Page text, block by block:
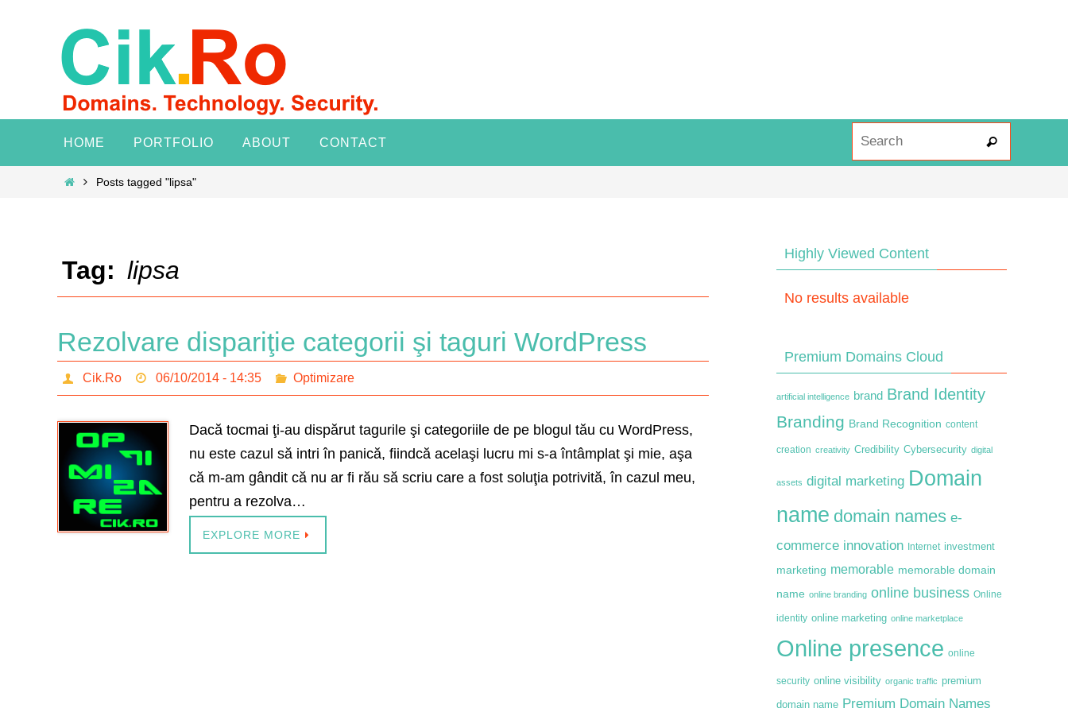
content
HOME PORTFOLIO ABOUT CONTACT Search
HomePosts tagged "lipsa"
Tag: lipsa
Rezolvare dispariţie categorii şi taguri WordPress
Cik.Ro 06/10/2014 - 14:35 Optimizare
Dacă tocmai ţi-au dispărut tagurile şi categoriile de pe blogul tău cu WordPress,
nu este cazul să intri în panică, fiindcă acelaşi lucru mi s-a întâmplat şi mie, aşa
că m-am gândit că nu ar fi rău să scriu care a fost soluţia potrivită, în cazul meu,
pentru a rezolva…
EXPLORE MORE
Highly Viewed Content
No results available
Premium Domains Cloud
artificial intelligence brand Brand Identity
Branding Brand Recognition content
creation creativity Credibility Cybersecurity digital
assets digital marketing Domain
name domain names e-
commerce innovation Internet investment
marketing memorable memorable domain
name online branding online business Online
identity online marketing online marketplace
Online presence online
security online visibility organic traffic premium
domain name Premium Domain Names